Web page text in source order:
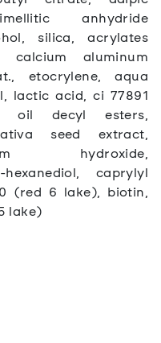
anhydride
silica, acrylates
calcium aluminum
etocrylene, aqua
lactic acid, ci 77891
oil decyl esters,
seed extract,
hydroxide,
hexanediol, caprylyl
(red 6 lake), biotin,
lake)